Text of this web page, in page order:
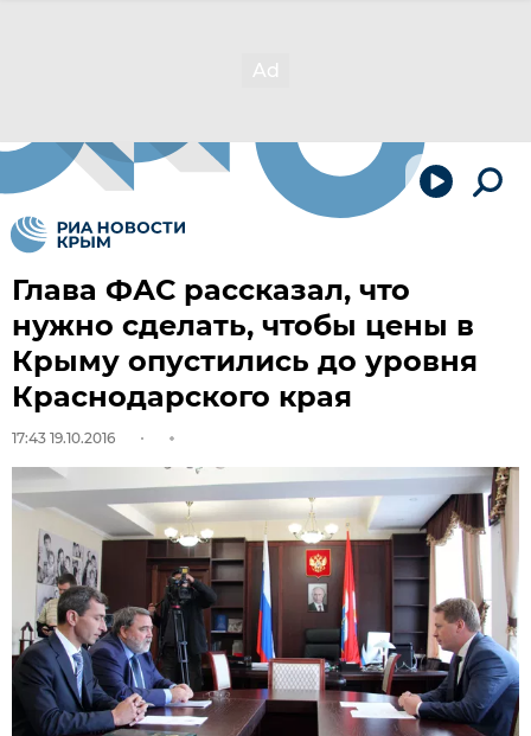
Глава ФАС рассказал, что
нужно сделать, чтобы цены в
Крыму опустились до уровня
Краснодарского края
17:43 19.10.2016